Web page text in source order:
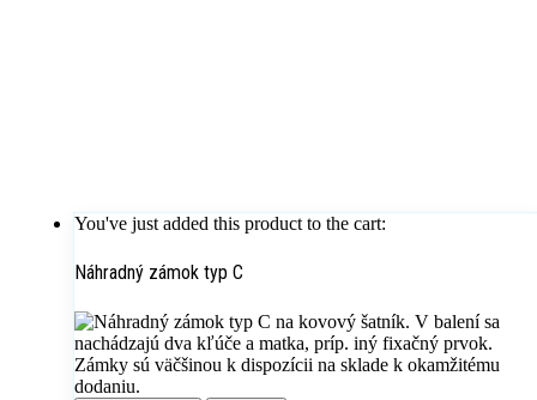
You've just added this product to the cart:
Náhradný zámok typ C